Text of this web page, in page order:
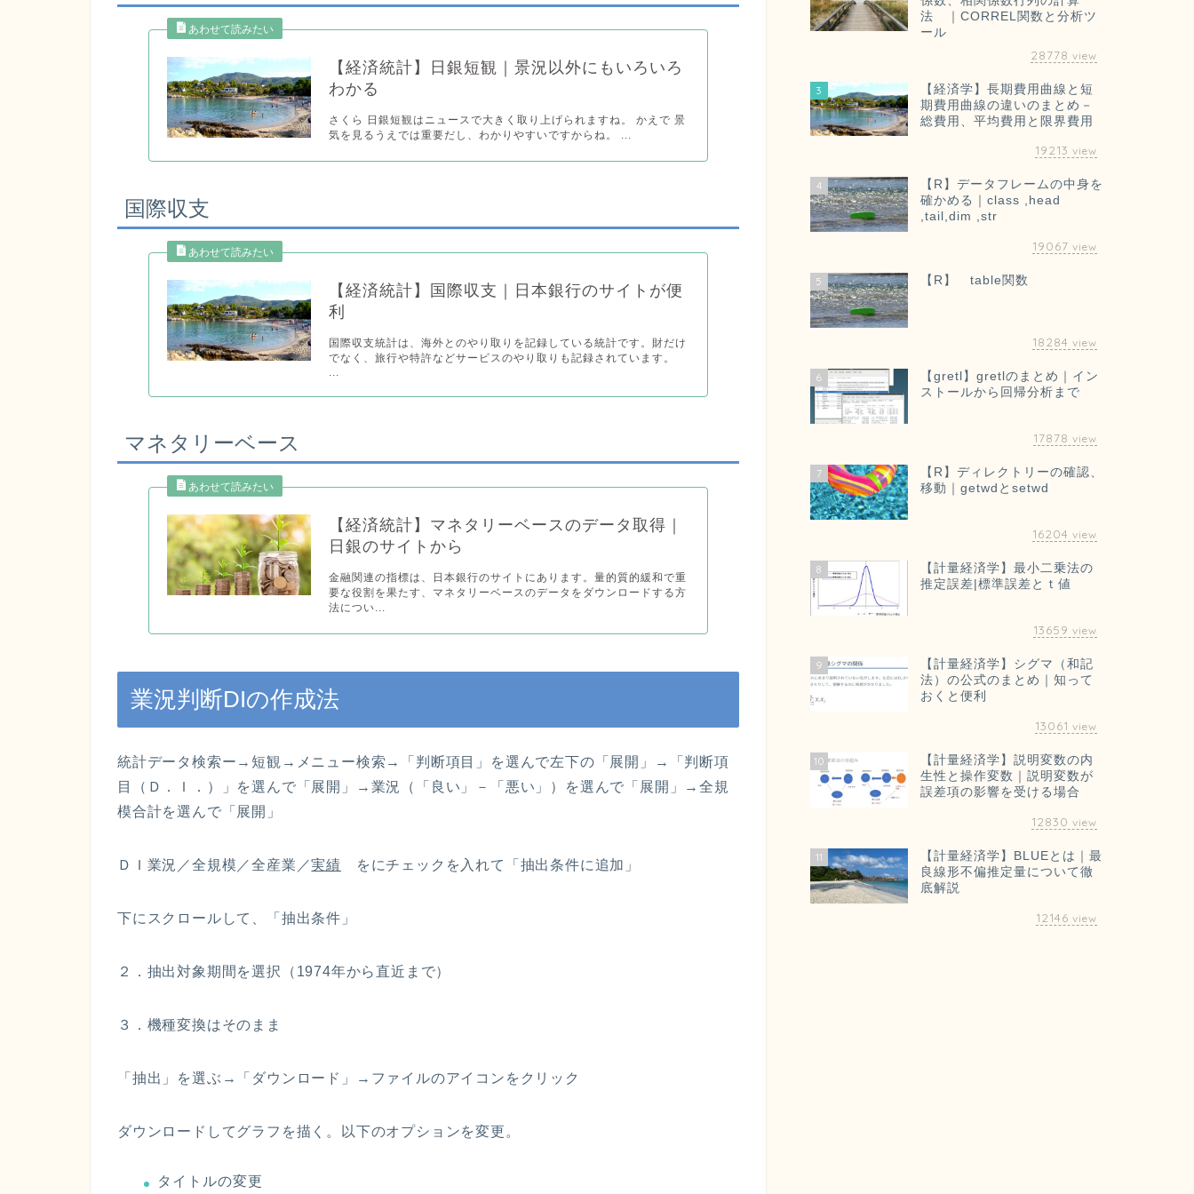
【経済統計】日銀短観｜景況以外にもいろいろ
わかる
さくら 日銀短観はニュースで大きく取り上げられますね。 かえで 景
気を見るうえでは重要だし、わかりやすいですからね。 ...
国際収支
【経済統計】国際収支｜日本銀行のサイトが便
利
国際収支統計は、海外とのやり取りを記録している統計です。財だけ
でなく、旅行や特許などサービスのやり取りも記録されています。
マネタリーベース
【経済統計】マネタリーベースのデータ取得｜
日銀のサイトから
金融関連の指標は、日本銀行のサイトにあります。量的質的緩和で重
要な役割を果たす、マネタリーベースのデータをダウンロードする方
法につい...
業況判断DIの作成法
統計データ検索ー→短観→メニュー検索→「 判断項目
」を選んで左下の「展開」→「判断項
目（Ｄ．Ｉ．）」を選んで「展開」→業況（「良い」－「悪い」）を選んで「展開」→全規
模合計を選んで「展開」
ＤＩ業況／全規模／全産業／実績 をにチェックを入れて「抽出条件に追加」
下にスクロールして、「抽出条件」
２．抽出対象期間を選択（1974年から直近まで）
３．機種変換はそのまま
「抽出」を選ぶ→「ダウンロード」→ファイルのアイコンをクリック
ダウンロードしてグラフを描く。以下のオプションを変更。
タイトルの変更
法 ｜CORREL関数と分析ツ
ール
28778 view
3
【経済学】長期費用曲線と短
期費用曲線の違いのまとめ－
総費用、平均費用と限界費用
19213 view
4
【R】データフレームの中身を
確かめる｜class ,head
,tail,dim ,str
19067 view
5 【R】 table関数
18284 view
6
【gretl】gretlのまとめ｜イン
ストールから回帰分析まで
17878 view
7
【R】ディレクトリーの確認、
移動｜getwdとsetwd
16204 view
8
【計量経済学】最小二乗法の
推定誤差|標準誤差とｔ値
13659 view
9
【計量経済学】シグマ（和記
法）の公式のまとめ｜知って
おくと便利
13061 view
10
【計量経済学】説明変数の内
生性と操作変数｜説明変数が
誤差項の影響を受ける場合
12830 view
11
【計量経済学】BLUEとは｜最
良線形不偏推定量について徹
底解説
12146 view